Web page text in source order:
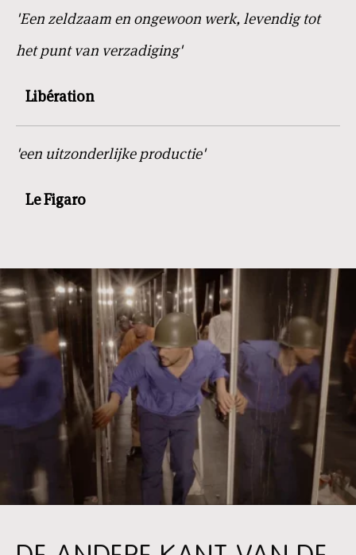
Libération
'Een zeldzaam en ongewoon werk, levendig tot
het punt van verzadiging'
Le Figaro
'een uitzonderlijke productie'